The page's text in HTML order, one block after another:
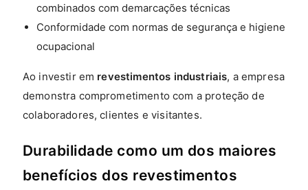
combinados com demarcações técnicas
Conformidade com normas de segurança e higiene
ocupacional
Ao investir em revestimentos industriais, a empresa
demonstra comprometimento com a proteção de
colaboradores, clientes e visitantes.
Durabilidade como um dos maiores
benefícios dos revestimentos